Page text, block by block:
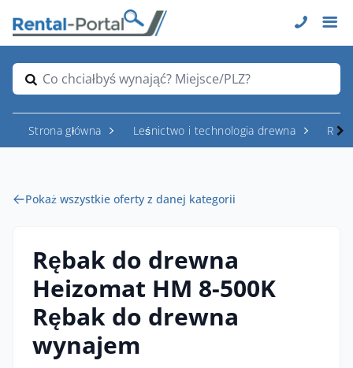
Co chciałbyś wynająć? Miejsce/PLZ?
Strona główna Leśnictwo i technologia drewna
Pokaż wszystkie oferty z danej kategorii
Rębak do drewna
Heizomat HM 8-500K
Rębak do drewna
wynajem